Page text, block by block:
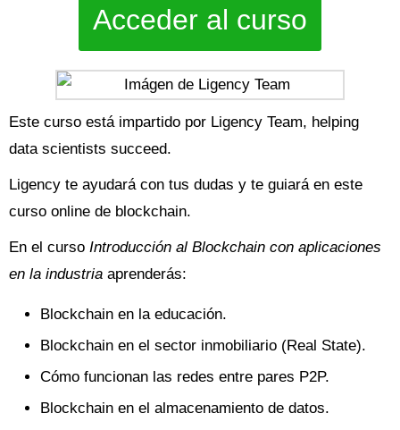
Acceder al curso
Este curso está impartido por Ligency Team, helping
data scientists succeed.
Ligency te ayudará con tus dudas y te guiará en este
curso online de blockchain.
En el curso Introducción al Blockchain con aplicaciones
en la industria aprenderás:
Blockchain en la educación.
Blockchain en el sector inmobiliario (Real State).
Cómo funcionan las redes entre pares P2P.
Blockchain en el almacenamiento de datos.